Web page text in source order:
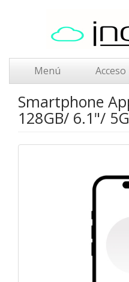
Menú Acceso
Smartphone
128GB/ 6.1"/